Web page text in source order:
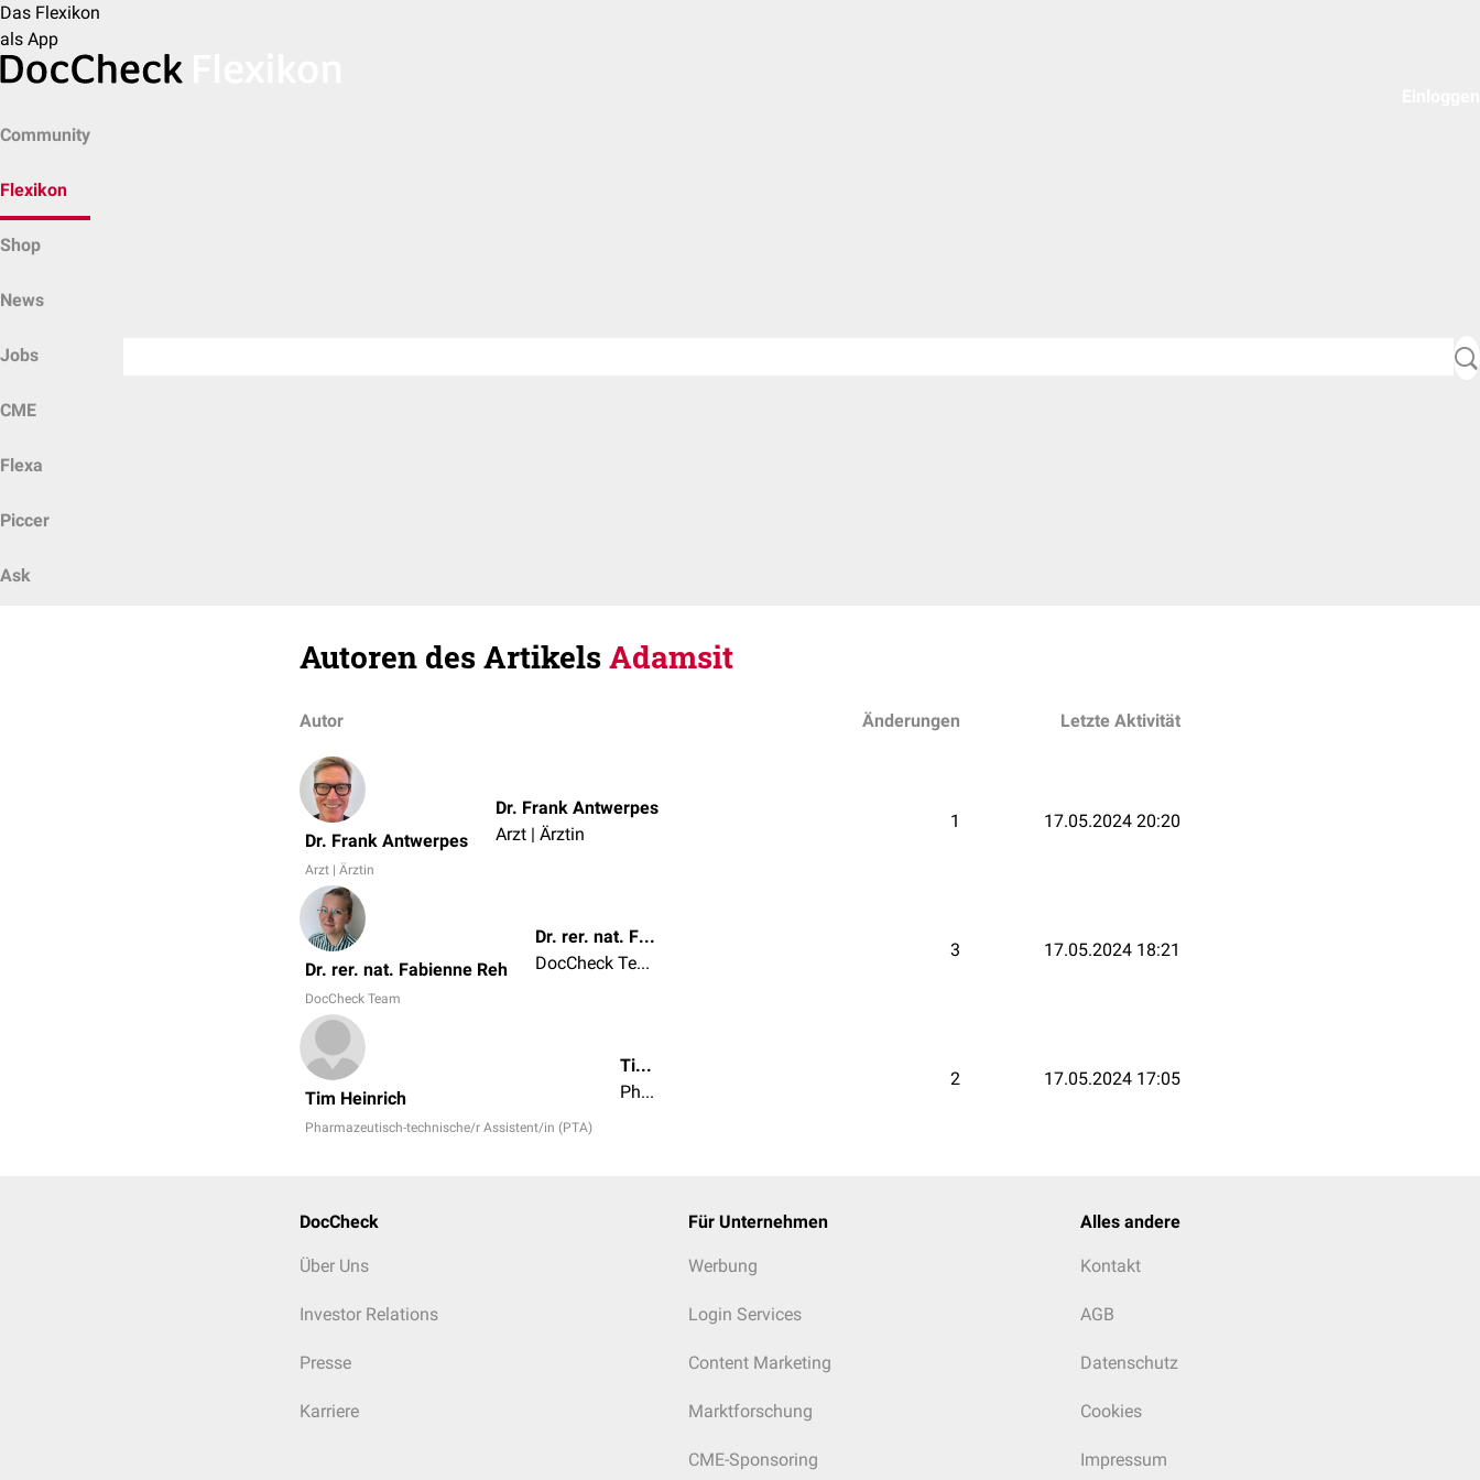
Das Flexikon
als App
Community
Flexikon
Shop
News
Jobs
CME
Flexa
Piccer
Ask
Autoren des ArtikelsAdamsit
Autor Änderungen Letzte Aktivität
Dr. Frank Antwerpes
Arzt | Ärztin
Dr. Frank Antwerpes
Arzt | Ärztin
1 17.05.2024 20:20
Dr. rer. nat. Fabienne Reh
DocCheck Team
Dr. rer. nat. Fabienne Reh
DocCheck Team
3 17.05.2024 18:21
Tim Heinrich
Pharmazeutisch-technische/r Assistent/in (PTA)
Tim Heinrich
Pharmazeutisch-technische/r Assistent/in (PTA)
2 17.05.2024 17:05
DocCheck
Über Uns
Investor Relations
Presse
Karriere
Für Unternehmen
Werbung
Login Services
Content Marketing
Marktforschung
CME-Sponsoring
Alles andere
Kontakt
AGB
Datenschutz
Cookies
Impressum